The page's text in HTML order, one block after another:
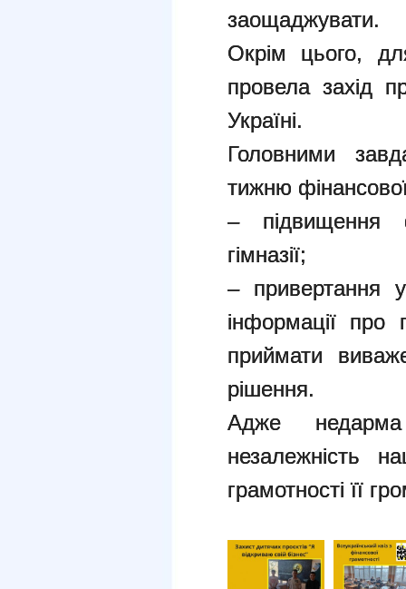
заощаджувати.
Окрім цього,
провела захід
Україні.
Головними
тижню
– підвищення
гімназії;
– привертання
інформації про
приймати
рішення.
Адже
незалежність
грамотності її